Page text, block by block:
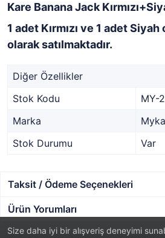
Size daha iyi bir alışveriş deneyimi
Kare Banana Jack
1 adet Kırmızı ve 1 adet
olarak satılmaktadır.
Diğer Özellikler
Stok Kodu
MY-
Marka
Stok Durumu
Var
Taksit / Ödeme Seçenekleri
Ürün Yorumları